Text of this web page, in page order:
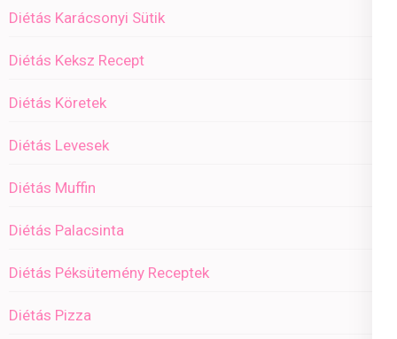
Diétás Karácsonyi Sütik
Diétás Keksz Recept
Diétás Köretek
Diétás Levesek
Diétás Muffin
Diétás Palacsinta
Diétás Péksütemény Receptek
Diétás Pizza